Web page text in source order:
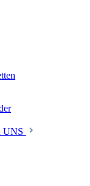
UNS